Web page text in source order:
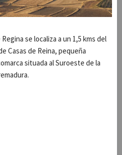
se localiza a un 1,5 kms del
Casas de Reina, pequeña
situada al Suroeste de la